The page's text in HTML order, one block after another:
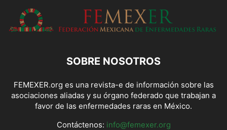
SOBRE NOSOTROS
FEMEXER.org es una revista-e de información sobre las
asociaciones aliadas y su órgano federado que trabajan a
favor de las enfermedades raras en México.
Contáctenos: info@femexer.org